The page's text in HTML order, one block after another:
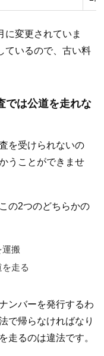
変更されていま
ているので、古い料
では公道を走れな
を受けられないの
うことができませ
の2つのどちらかの
搬
走る
ンバーを発行するわ
で帰らなければなり
走るのは違法です。